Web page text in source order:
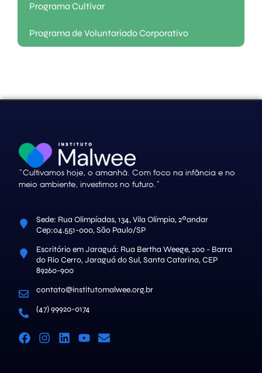
Programa Cultivar
Programa de Voluntariado Corporativo
“Cultivamos hoje, o amanhã. Com foco na infância e no
meio ambiente, investimos no futuro.”
Sede: Rua Olimpíadas, 134, Vila Olímpia, 2ºandar
Cep:04.551-000, São Paulo/SP
Escritório em Jaraguá: Rua Bertha Weege, 200 - Barra
do Rio Cerro, Jaraguá do Sul, Santa Catarina, CEP
89260-900
contato@institutomalwee.org.br
(47) 99920-0174